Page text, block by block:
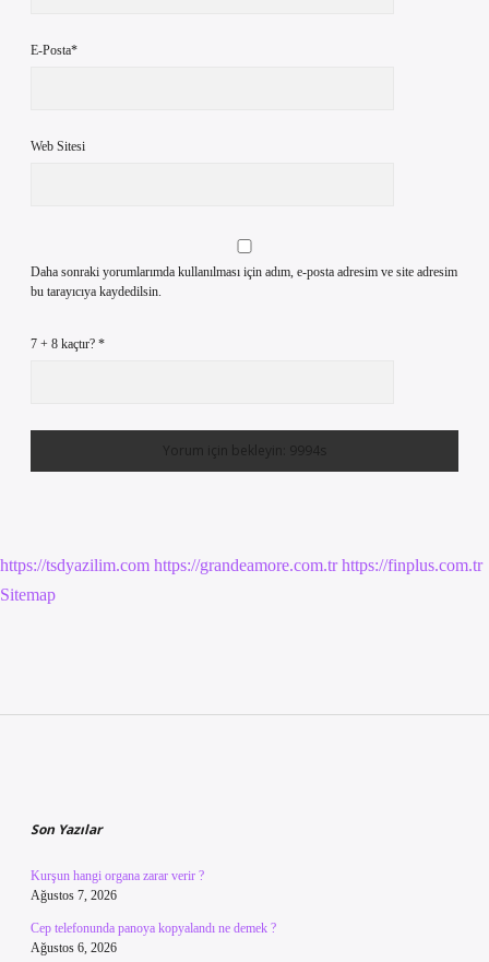
E-Posta*
Web Sitesi
Daha sonraki yorumlarımda kullanılması için adım, e-posta adresim ve site adresim
bu tarayıcıya kaydedilsin.
7 + 8 kaçtır? *
https://tsdyazilim.com https://grandeamore.com.tr https://finplus.com.tr
Sitemap
Son Yazılar
Kurşun hangi organa zarar verir ?
Ağustos 7, 2026
Cep telefonunda panoya kopyalandı ne demek ?
Ağustos 6, 2026